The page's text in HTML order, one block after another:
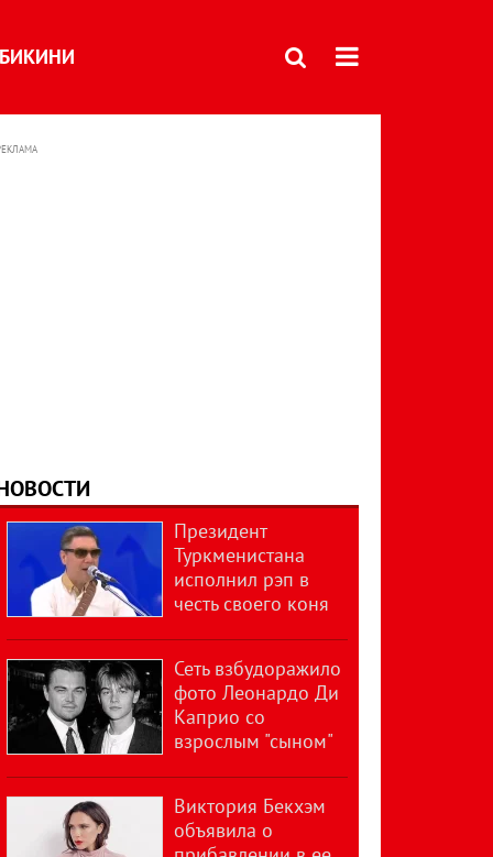
БИКИНИ
Президент
Туркменистана
исполнил рэп в
честь своего коня
Сеть взбудоражило
фото Леонардо Ди
Каприо со
взрослым "сыном"
Виктория Бекхэм
объявила о